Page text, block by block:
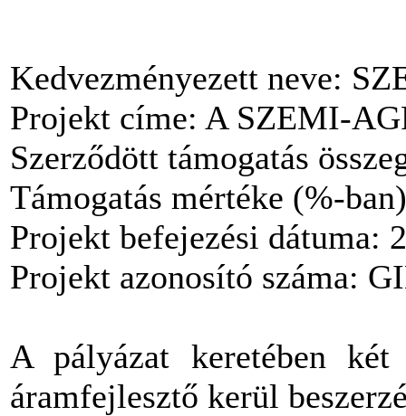
Kedvezményezett neve:
Projekt címe: A SZEMI-
Szerződött támogatás
Támogatás mértéke (%-
Projekt befejezési dátuma:
Projekt azonosító száma:
A pályázat keretében
áramfejlesztő kerül